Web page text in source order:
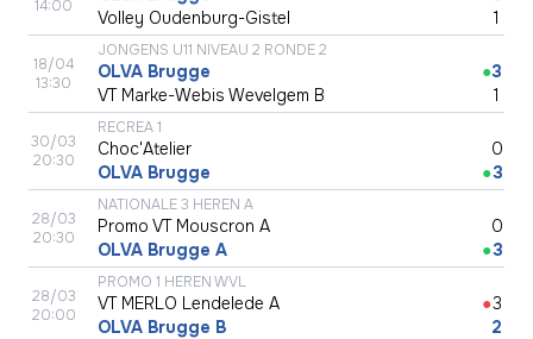
14:00
Volley Oudenburg-Gistel
1
18/04
13:30
JONGENS U11 NIVEAU 2 RONDE 2
OLVA Brugge
VT Marke-Webis Wevelgem B
●3
1
30/03
20:30
RECREA 1
Choc'Atelier
OLVA Brugge
●
0
3
28/03
20:30
NATIONALE 3 HEREN A
Promo VT Mouscron A
OLVA Brugge A
●
0
3
28/03
20:00
PROMO 1 HEREN WVL
VT MERLO Lendelede A
OLVA Brugge B
●3
2